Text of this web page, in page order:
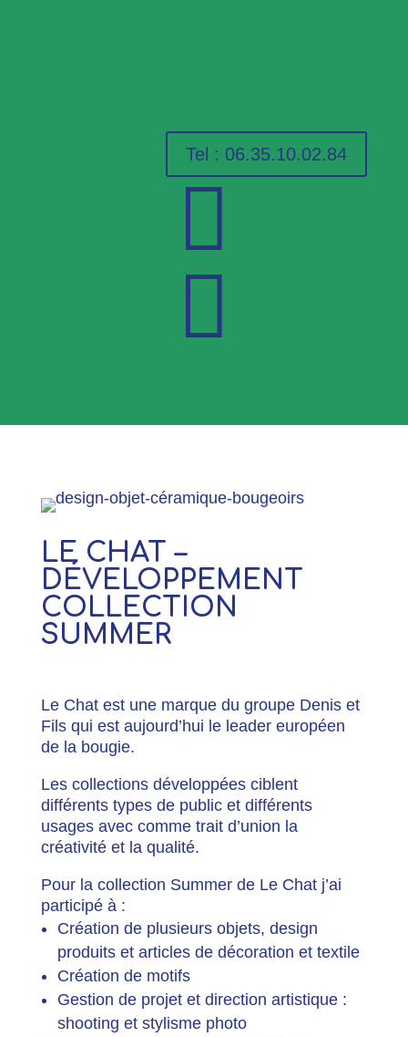
Tel : 06.35.10.02.84


LE CHAT –
DÉVELOPPEMENT
COLLECTION
SUMMER
Le Chat est une marque du groupe Denis et
Fils qui est aujourd’hui le leader européen
de la bougie.
Les collections développées ciblent
différents types de public et différents
usages avec comme trait d’union la
créativité et la qualité.
Pour la collection Summer de Le Chat j’ai
participé à :
Création de plusieurs objets, design
produits et articles de décoration et textile
Création de motifs
Gestion de projet et direction artistique :
shooting et stylisme photo